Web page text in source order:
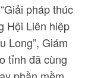
pháp thúc
Hội Liên hiệp
Long”, Giám
tỉnh đã cùng